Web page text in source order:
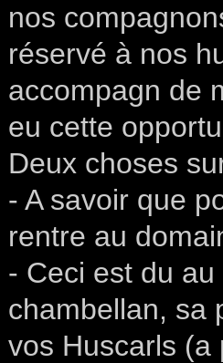
nos
réservé à nos
accompagn de
eu cette
Deux choses
- A savoir que
rentre au
- Ceci est du
chambellan, sa
vos Huscarls (a